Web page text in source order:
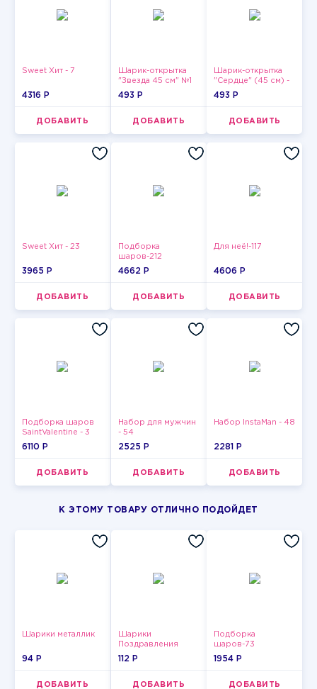
Sweet Хит - 7
4316 P
ДОБАВИТЬ
Шарик-открытка
"Звезда 45 см" №1
493 P
ДОБАВИТЬ
Шарик-открытка
"Сердце" (45 см) -
2
493 P
ДОБАВИТЬ
Sweet Хит - 23
3965 P
ДОБАВИТЬ
Подборка
шаров-212
4662 P
ДОБАВИТЬ
Для неё!-117
4606 P
ДОБАВИТЬ
Подборка шаров
SaintValentine - 3
6110 P
ДОБАВИТЬ
Набор для мужчин
- 54
2525 P
ДОБАВИТЬ
Набор InstaMan - 48
2281 P
ДОБАВИТЬ
К ЭТОМУ ТОВАРУ ОТЛИЧНО ПОДОЙДЕТ
Шарики металлик
94 P
ДОБАВИТЬ
Шарики
Поздравления
112 P
ДОБАВИТЬ
Подборка
шаров-73
1954 P
ДОБАВИТЬ